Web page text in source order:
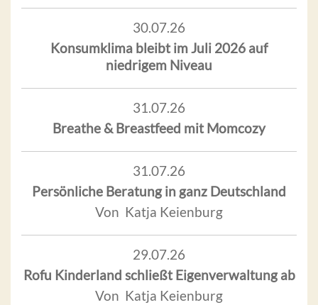
30.07.26
Konsumklima bleibt im Juli 2026 auf
niedrigem Niveau
31.07.26
Breathe & Breastfeed mit Momcozy
31.07.26
Persönliche Beratung in ganz Deutschland
Von Katja Keienburg
29.07.26
Rofu Kinderland schließt Eigenverwaltung ab
Von Katja Keienburg